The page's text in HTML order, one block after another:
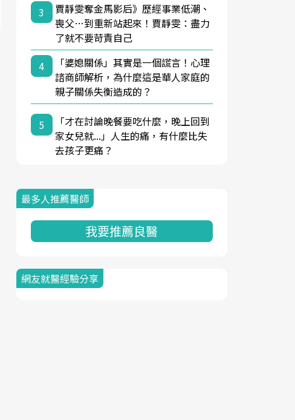
3
賈靜雯奪金馬影后》歷經事業低潮、
喪父…到重新站起來！賈靜雯：盡力
了就不要苛責自己
4
「婆媳關係」其實是一個謊言！心理
諮商師解析，為什麼這是華人家庭的
親子關係失衡造成的？
5
「才在討論晚餐要吃什麼，晚上回到
家女兒就...」人生的痛，有什麼比失
去孩子更痛？
最多人推薦醫師
我要推薦良醫
網友就醫經驗分享